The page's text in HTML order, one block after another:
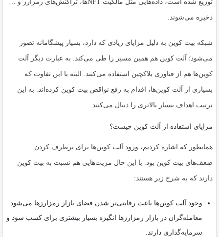
توزیع شده است، داده‌هایی مثل مالکیت NFTها، تراکنش‌های رمزارز و …
ذخیره می‌شوند.
شبکه بیت کوین به دلیل مزایای زیادی که دارد، بسیار پیشگامانه تصور
می‌شود؛ آلت کوین هم همین مسیر را طی می‌کند. به عبارت دیگر آلت
کوین‌ها هم از فناوری بلاکچین استفاده می‌کنند. البته با این تفاوت که
بسیاری از آلت کوین‌ها، اقدام به رفع نواقص بیت کوین کرده‌اند. به این
ترتیب اهداف بسیار بالاتری را دنبال می‌کنند.
مزایای استفاده از آلت کوین چیست؟
همانطور که اشاره کردیم، ورود آلت کوین‌ها برای برطرف کردن
ضعف‌های بیت کوین بود. با این حال مزیت‌هایی هم نسبت به بیت کوین
دارند که به شرح زیر هستند:
وجود آلت کوین‌ها باعث رقابتی‌تر شدن فضای بازار رمزارزها می‌شود.
معامله‌گران در بازار رمزارزها انگیزه بسیار بیشتری برای کسب سود و
سرمایه‌گذاری دارند.